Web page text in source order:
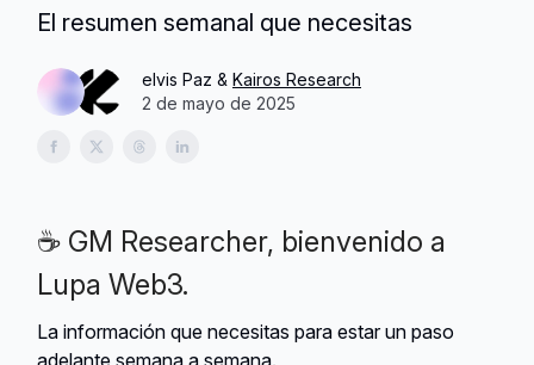
El resumen semanal que necesitas
elvis Paz & Kairos Research
2 de mayo de 2025
☕ GM Researcher, bienvenido a
Lupa Web3.
La información que necesitas para estar un paso
adelante semana a semana.